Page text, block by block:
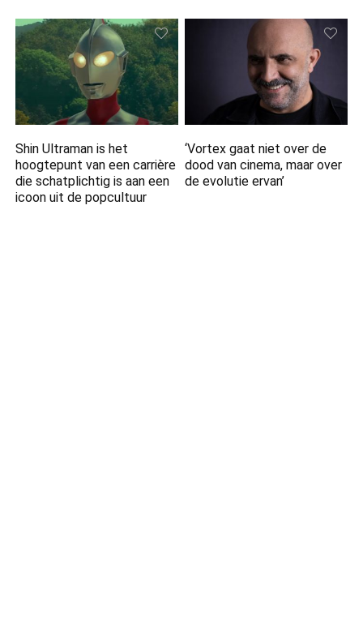
Shin Ultraman is het
hoogtepunt van een carrière
die schatplichtig is aan een
icoon uit de popcultuur
‘Vortex gaat niet over de
dood van cinema, maar over
de evolutie ervan’